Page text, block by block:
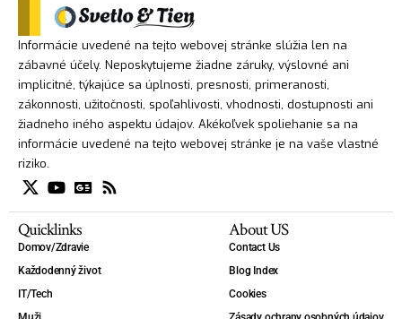
Informácie uvedené na tejto webovej stránke slúžia len na
zábavné účely. Neposkytujeme žiadne záruky, výslovné ani
implicitné, týkajúce sa úplnosti, presnosti, primeranosti,
zákonnosti, užitočnosti, spoľahlivosti, vhodnosti, dostupnosti ani
žiadneho iného aspektu údajov. Akékoľvek spoliehanie sa na
informácie uvedené na tejto webovej stránke je na vaše vlastné
riziko.
Quicklinks
Domov/Zdravie
Každodenný život
IT/Tech
About US
Contact Us
Blog Index
Cookies